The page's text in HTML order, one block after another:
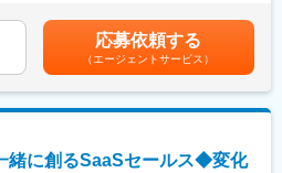
ネージャーだけでなくマーケティングや
ションにチャレンジできる環境がありま
る業務
残業月平均14時間含む）
てきた当協会。最新医療機器や細やかな
度実績）■処遇改善手当：5,110 円■ベー
賃金はあくまでも目安の金額であり、選
性があります。月給(月額)は固定手当を含
応募依頼する
（エージェントサービス）
緒に創るSaaSセールス◆変化